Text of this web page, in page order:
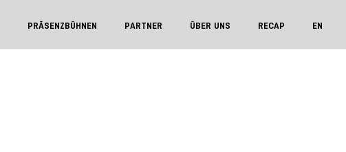
PRÄSENZBÜHNEN PARTNER ÜBER UNS RECAP EN